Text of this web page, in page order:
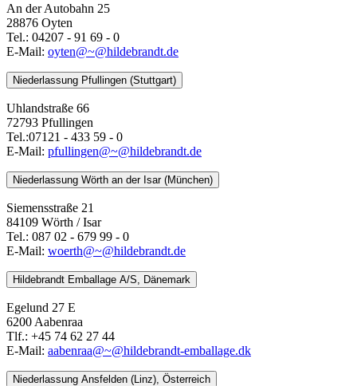
An der Autobahn 25
28876 Oyten
Tel.: 04207 - 91 69 - 0
E-Mail: oyten@~@hildebrandt.de
Niederlassung Pfullingen (Stuttgart)
Uhlandstraße 66
72793 Pfullingen
Tel.:07121 - 433 59 - 0
E-Mail: pfullingen@~@hildebrandt.de
Niederlassung Wörth an der Isar (München)
Siemensstraße 21
84109 Wörth / Isar
Tel.: 087 02 - 679 99 - 0
E-Mail: woerth@~@hildebrandt.de
Hildebrandt Emballage A/S, Dänemark
Egelund 27 E
6200 Aabenraa
Tlf.: +45 74 62 27 44
E-Mail: aabenraa@~@hildebrandt-emballage.dk
Niederlassung Ansfelden (Linz), Österreich